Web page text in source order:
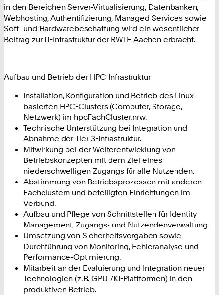
in den Bereichen Server-Virtualisierung, Datenbanken,
Webhosting, Authentifizierung, Managed Services sowie
Soft- und Hardwarebeschaffung wird ein wesentlicher
Beitrag zur IT-Infrastruktur der RWTH Aachen erbracht.
Aufbau und Betrieb der HPC-Infrastruktur
Installation, Konfiguration und Betrieb des Linux-
basierten HPC-Clusters (Computer, Storage,
Netzwerk) im hpcFachCluster.nrw.
Technische Unterstützung bei Integration und
Abnahme der Tier-3-Infrastruktur.
Mitwirkung bei der Weiterentwicklung von
Betriebskonzepten mit dem Ziel eines
niederschwelligen Zugangs für alle Nutzenden.
Abstimmung von Betriebsprozessen mit anderen
Fachclustern und beteiligten Einrichtungen im
Verbund.
Aufbau und Pflege von Schnittstellen für Identity
Management, Zugangs- und Nutzendenverwaltung.
Umsetzung von Sicherheitsvorgaben sowie
Durchführung von Monitoring, Fehleranalyse und
Performance-Optimierung.
Mitarbeit an der Evaluierung und Integration neuer
Technologien (z.B. GPU-/KI-Plattformen) in den
produktiven Betrieb.